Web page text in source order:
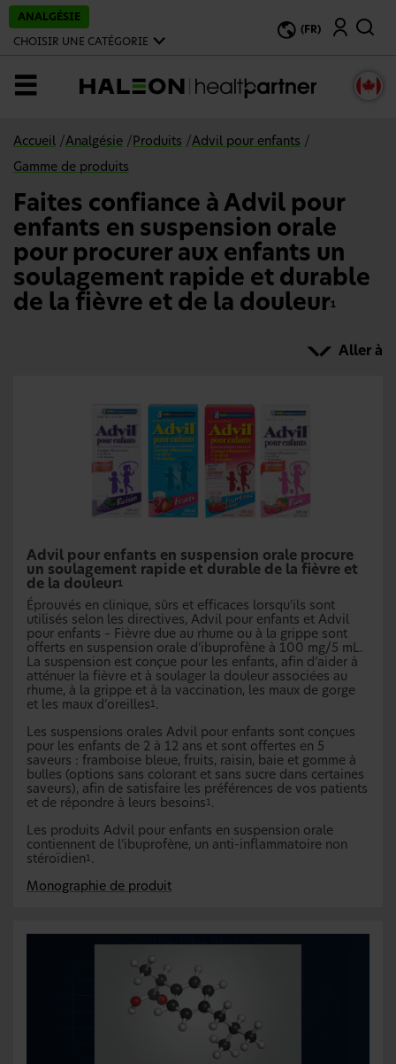
ANALGÉSIE
CHOISIR UNE CATÉGORIE
(FR)
Recherche
MENU
Accueil /Analgésie / Produits /Advil pour enfants /
Gamme de produits
Faites confiance à Advil pour
enfants en suspension orale
pour procurer aux enfants un
soulagement rapide et durable
de la fièvre et de la douleur1
Aller à
Advil pour enfants en suspension orale procure
un soulagement rapide et durable de la fièvre et
de la douleur1
Éprouvés en clinique, sûrs et efficaces lorsqu’ils sont
utilisés selon les directives, Advil pour enfants et Advil
pour enfants – Fièvre due au rhume ou à la grippe sont
offerts en suspension orale d’ibuprofène à 100 mg/5 mL.
La suspension est conçue pour les enfants, afin d’aider à
atténuer la fièvre et à soulager la douleur associées au
rhume, à la grippe et à la vaccination, les maux de gorge
et les maux d’oreilles 1 .
Les suspensions orales Advil pour enfants sont conçues
pour les enfants de 2 à 12 ans et sont offertes en 5
saveurs : framboise bleue, fruits, raisin, baie et gomme à
bulles (options sans colorant et sans sucre dans certaines
saveurs), afin de satisfaire les préférences de vos patients
et de répondre à leurs besoins 1 .
Les produits Advil pour enfants en suspension orale
contiennent de l’ibuprofène, un anti-inflammatoire non
stéroïdien 1 .
Monographie de produit